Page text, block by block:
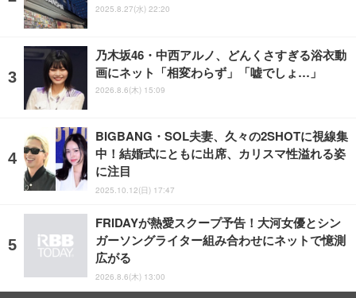
2025.8.27(水) 22:20
乃木坂46・中西アルノ、どんくさすぎる浴衣動
画にネット「相変わらず」「嘘でしょ…」
2026.8.6(木) 15:09
BIGBANG・SOL夫妻、久々の2SHOTに視線集
中！結婚式にともに出席、カリスマ性溢れる姿
に注目
2025.10.12(日) 17:47
FRIDAYが熱愛スクープ予告！大河女優とシン
ガーソングライター組み合わせにネットで憶測
広がる
2026.8.6(木) 13:00